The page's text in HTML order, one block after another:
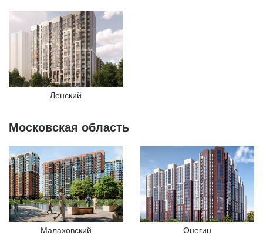
Ленский
Московская область
Малаховский Онегин